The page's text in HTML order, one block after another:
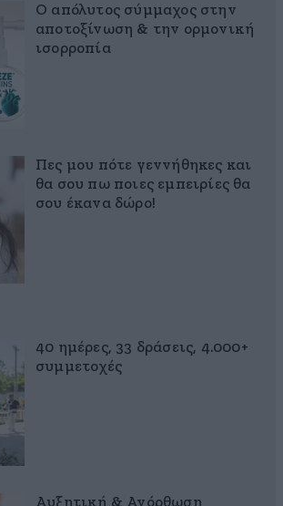
Ο απόλυτος σύμμαχος στην
αποτοξίνωση & την ορμονική
ισορροπία
Πες μου πότε γεννήθηκες και
θα σου πω ποιες εμπειρίες θα
σου έκανα δώρο!
40 ημέρες, 33 δράσεις, 4.000+
συμμετοχές